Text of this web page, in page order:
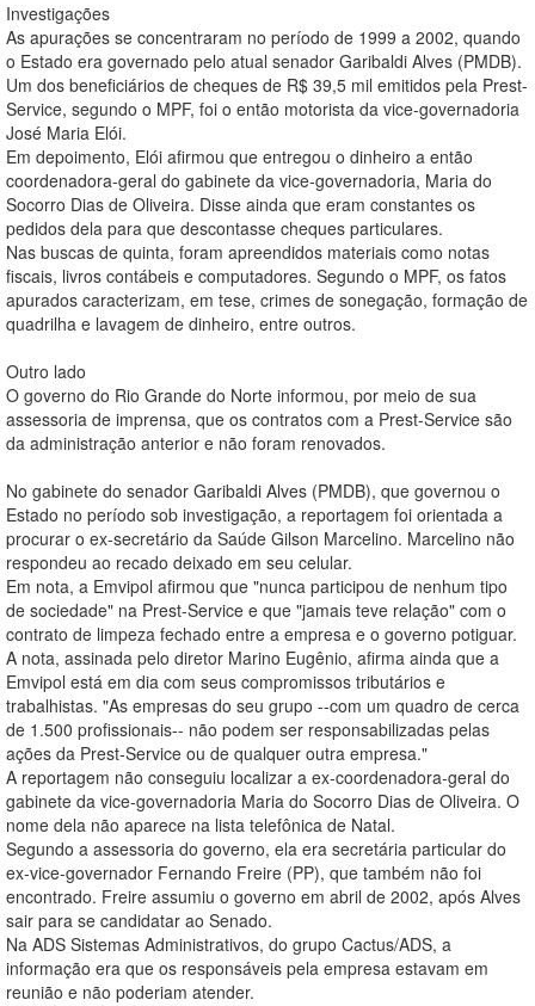
Investigações
As apurações se concentraram no período de 1999 a 2002, quando
o Estado era governado pelo atual senador Garibaldi Alves (PMDB).
Um dos beneficiários de cheques de R$ 39,5 mil emitidos pela Prest-
Service, segundo o MPF, foi o então motorista da vice-governadoria
José Maria Elói.
Em depoimento, Elói afirmou que entregou o dinheiro a então
coordenadora-geral do gabinete da vice-governadoria, Maria do
Socorro Dias de Oliveira. Disse ainda que eram constantes os
pedidos dela para que descontasse cheques particulares.
Nas buscas de quinta, foram apreendidos materiais como notas
fiscais, livros contábeis e computadores. Segundo o MPF, os fatos
apurados caracterizam, em tese, crimes de sonegação, formação de
quadrilha e lavagem de dinheiro, entre outros.
Outro lado
O governo do Rio Grande do Norte informou, por meio de sua
assessoria de imprensa, que os contratos com a Prest-Service são
da administração anterior e não foram renovados.
No gabinete do senador Garibaldi Alves (PMDB), que governou o
Estado no período sob investigação, a reportagem foi orientada a
procurar o ex-secretário da Saúde Gilson Marcelino. Marcelino não
respondeu ao recado deixado em seu celular.
Em nota, a Emvipol afirmou que "nunca participou de nenhum tipo
de sociedade" na Prest-Service e que "jamais teve relação" com o
contrato de limpeza fechado entre a empresa e o governo potiguar.
A nota, assinada pelo diretor Marino Eugênio, afirma ainda que a
Emvipol está em dia com seus compromissos tributários e
trabalhistas. "As empresas do seu grupo --com um quadro de cerca
de 1.500 profissionais-- não podem ser responsabilizadas pelas
ações da Prest-Service ou de qualquer outra empresa."
A reportagem não conseguiu localizar a ex-coordenadora-geral do
gabinete da vice-governadoria Maria do Socorro Dias de Oliveira. O
nome dela não aparece na lista telefônica de Natal.
Segundo a assessoria do governo, ela era secretária particular do
ex-vice-governador Fernando Freire (PP), que também não foi
encontrado. Freire assumiu o governo em abril de 2002, após Alves
sair para se candidatar ao Senado.
Na ADS Sistemas Administrativos, do grupo Cactus/ADS, a
informação era que os responsáveis pela empresa estavam em
reunião e não poderiam atender.